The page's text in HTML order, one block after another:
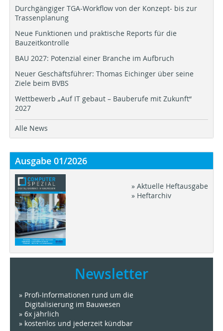
Durchgängiger TGA-Workflow von der Konzept- bis zur
Trassenplanung
Neue Funktionen und praktische Reports für die
Bauzeitkontrolle
BAU 2027: Potenzial einer Branche im Aufbruch
Neuer Geschäftsführer: Thomas Eichinger über seine
Ziele beim BVBS
Wettbewerb „Auf IT gebaut – Bauberufe mit Zukunft“
2027
Alle News
Ausgabe 01/2026
» Aktuelle Heftausgabe
» Heftarchiv
Newsletter
» Profi-Informationen rund um die
Digitalisierung im Bauwesen
» 6x jährlich
» kostenlos und jederzeit kündbar